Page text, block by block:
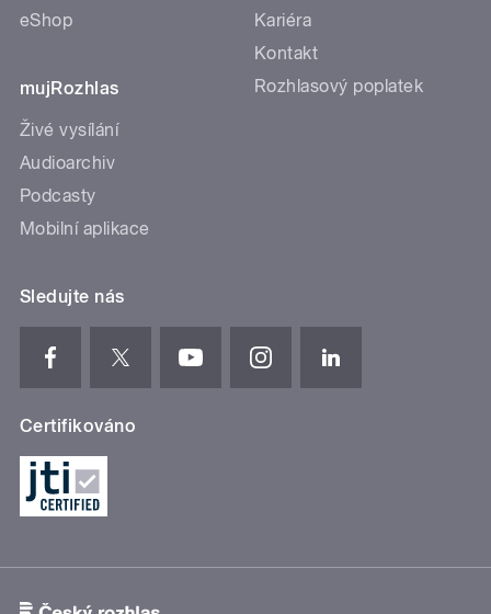
eShop
mujRozhlas
Živé vysílání
Audioarchiv
Podcasty
Mobilní aplikace
Kariéra
Kontakt
Rozhlasový poplatek
Sledujte nás
Certifikováno